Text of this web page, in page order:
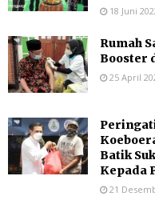
18 Juni
Rumah
Booster
25 April
Batik
Kepada
21